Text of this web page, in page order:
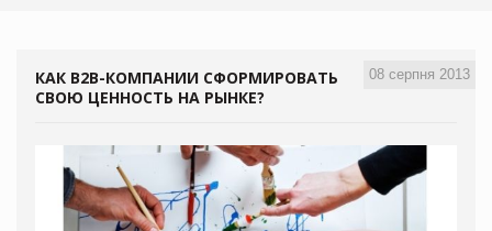
08 серпня 2013
КАК B2B-КОМПАНИИ СФОРМИРОВАТЬ
СВОЮ ЦЕННОСТЬ НА РЫНКЕ?